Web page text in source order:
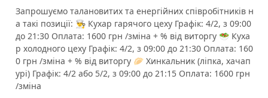
Запрошуємо талановитих та енергійних співробітників н
а такі позиції: 👨‍🍳 Кухар гарячого цеху Графік: 4/2, з 09:00
до 21:30 Оплата: 1600 грн /зміна + % від виторгу 🥗 Куха
р холодного цеху Графік: 4/2, з 09:00 до 21:30 Оплата: 160
0 грн /зміна + % від виторгу 🥟 Хинкальник (ліпка, хачап
урі) Графік: 4/2 або 5/2, з 09:00 до 21:15 Оплата: 1600 грн
/зміна